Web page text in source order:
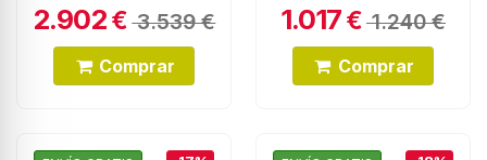
2.902€3.539 €
Comprar
1.017€1.240 €
Comprar